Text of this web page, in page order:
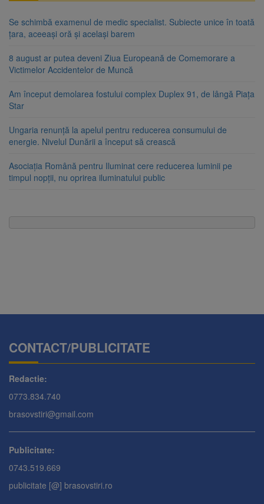
Se schimbă examenul de medic specialist. Subiecte unice în toată
țara, aceeași oră și același barem
8 august ar putea deveni Ziua Europeană de Comemorare a
Victimelor Accidentelor de Muncă
Am început demolarea fostului complex Duplex 91, de lângă Piața
Star
Ungaria renunță la apelul pentru reducerea consumului de
energie. Nivelul Dunării a început să crească
Asociația Română pentru Iluminat cere reducerea luminii pe
timpul nopții, nu oprirea iluminatului public
CONTACT/PUBLICITATE
Redactie:
0773.834.740
brasovstiri@gmail.com
Publicitate:
0743.519.669
publicitate [@] brasovstiri.ro